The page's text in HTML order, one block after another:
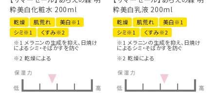
粋美白化粧水 200ml
乾燥 肌荒れ
美白※1
シミ※1
くすみ※2
※1 メラニンの生成を抑え、日焼け
によるシミ・そばかすを防ぐ
※2 乾燥による
粋美白乳液 200ml
乾燥 肌荒れ
美白※1
シミ※1
くすみ※2
※1 メラニンの生成を抑え、日焼け
によるシミ・そばかすを防ぐ
※2 乾燥による